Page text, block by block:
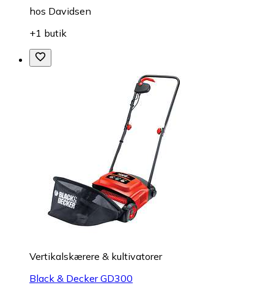
hos Davidsen
+1 butik
Vertikalskærere & kultivatorer
Black & Decker GD300